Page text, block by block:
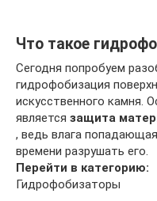
Что такое
Сегодня попробуем
гидрофобизация
искусственного камня.
является защита
, ведь влага
времени разрушать его.
Перейти в категорию:
Гидрофобизаторы